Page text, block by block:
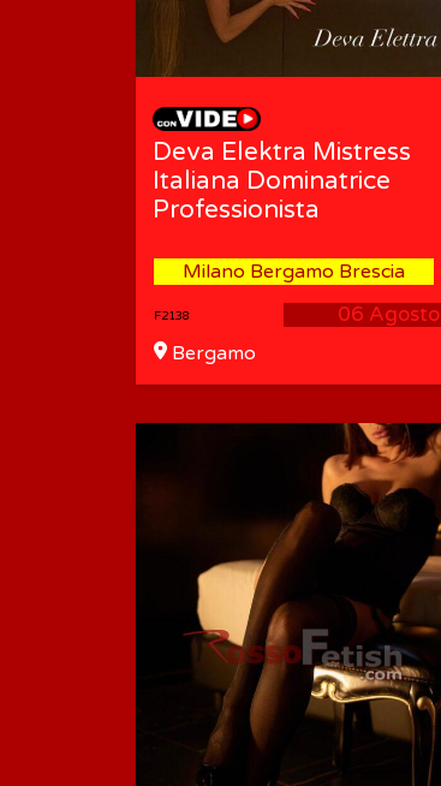
Deva Elektra Mistress
Italiana Dominatrice
Professionista
Milano Bergamo Brescia
06 Agosto
F2138
Bergamo